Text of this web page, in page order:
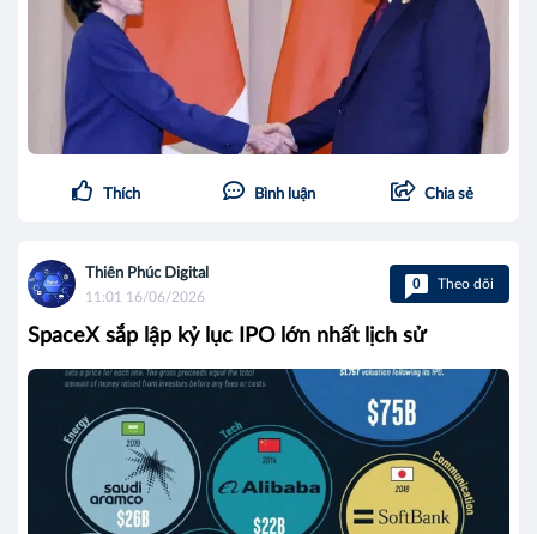
Thích Bình luận Chia sẻ
Thiên Phúc Digital
11:01 16/06/2026
0 Theo dõi
SpaceX sắp lập kỷ lục IPO lớn nhất lịch sử